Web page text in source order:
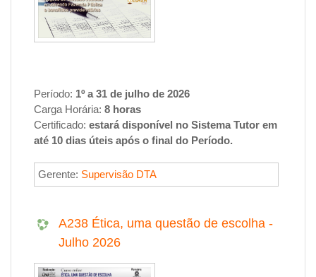
Período: 1º a 31 de julho de 2026
Carga Horária: 8 horas
Certificado: estará disponível no Sistema Tutor em
até 10 dias úteis após o final do Período.
Gerente: Supervisão DTA
A238 Ética, uma questão de escolha -
Julho 2026